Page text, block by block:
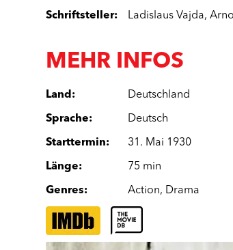
Schriftsteller: Ladislaus Vajda,
MEHR INFOS
Land : Deutschland
Sprache: Deutsch
Starttermin: 31. Mai 1930
Länge: 75 min
Genres: Action, Drama